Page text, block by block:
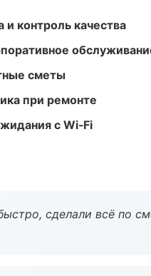
контроль качества
сметы
при ремонте
с Wi‑Fi
сделали всё по